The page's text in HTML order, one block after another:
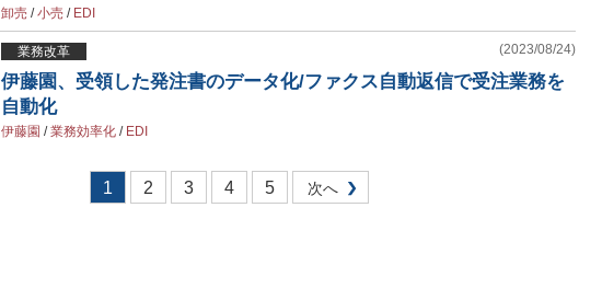
卸売 /小売 / EDI
業務改革 (2023/08/24)
伊藤園、受領した発注書のデータ化/ファクス自動返信で受注業務を
自動化
伊藤園 /業務効率化 / EDI
1 2 3 4 5 次へ